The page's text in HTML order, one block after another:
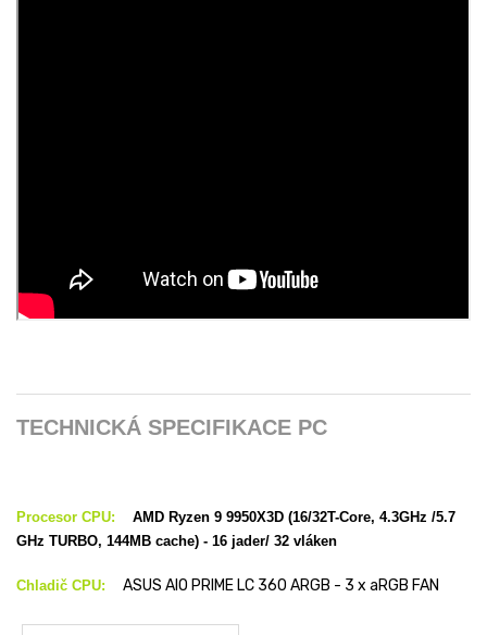
TECHNICKÁ SPECIFIKACE PC
Procesor CPU:
AMD Ryzen 9 9950X3D (16/32T-Core, 4.3GHz /5.7
GHz TURBO, 144MB cache) - 16 jader/ 32 vláken
Chladič CPU: ASUS AIO PRIME LC 360 ARGB - 3 x aRGB FAN